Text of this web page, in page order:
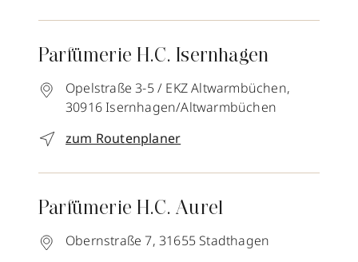
Parfümerie H.C. Isernhagen
Opelstraße 3-5 / EKZ Altwarmbüchen,
30916Isernhagen/Altwarmbüchen
zum Routenplaner
Parfümerie H.C. Aurel
Obernstraße 7, 31655 Stadthagen